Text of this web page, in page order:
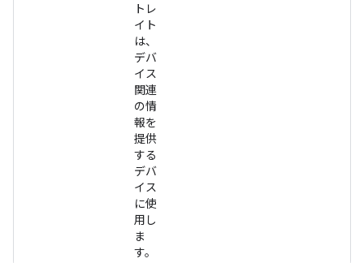
トレ
イト
は、
デバ
イス
関連
の情
報を
提供
する
デバ
イス
に使
用し
ま
す。